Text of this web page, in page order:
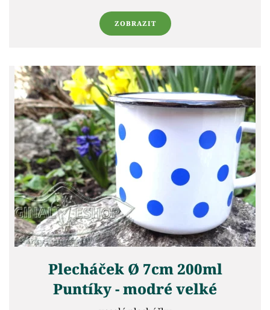
ZOBRAZIT
Plecháček Ø 7cm 200ml
Puntíky - modré velké